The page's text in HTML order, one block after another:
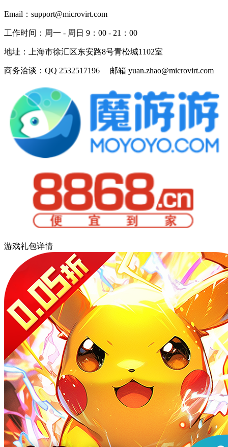
Email： support@microvirt.com
工作时间： 周一 - 周日 9：00 - 21：00
地址： 上海市徐汇区东安路8号青松城1102室
商务洽谈： QQ 2532517196 邮箱 yuan.zhao@microvirt.com
游戏礼包详情